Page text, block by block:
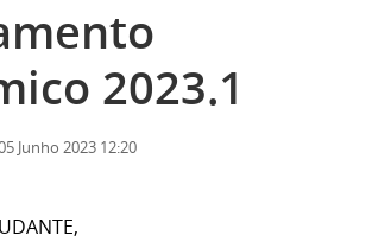
2023.1
Junho 2023 12:20